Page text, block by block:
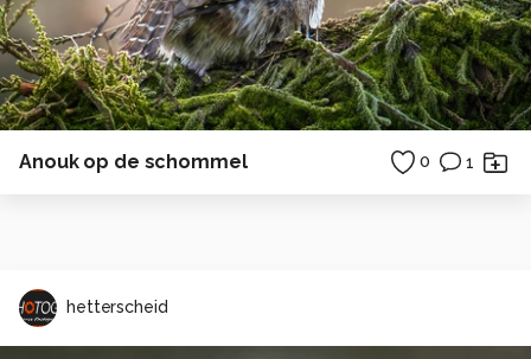
Anouk op de schommel 0 1
hetterscheid